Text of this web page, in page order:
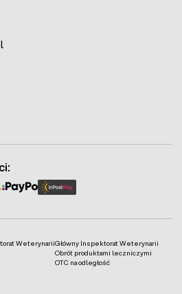
WeterynariiGłówny Inspektorat Weterynarii
Obrót produktami leczniczymi
OTC na odległość